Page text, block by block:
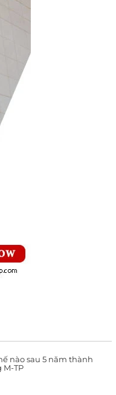
nào sau 5 năm thành
M-TP